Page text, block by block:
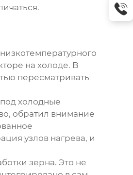
на холоде. В
пересматривать
холодные
, обратил внимание
узлов нагрева, и
зерна. Это не